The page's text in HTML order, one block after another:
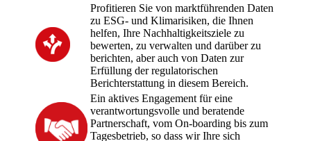
Profitieren Sie von marktführenden Daten
zu ESG- und Klimarisiken, die Ihnen
helfen, Ihre Nachhaltigkeitsziele zu
bewerten, zu verwalten und darüber zu
berichten, aber auch von Daten zur
Erfüllung der regulatorischen
Berichterstattung in diesem Bereich.
Ein aktives Engagement für eine
verantwortungsvolle und beratende
Partnerschaft, vom On-boarding bis zum
Tagesbetrieb, so dass wir Ihre sich